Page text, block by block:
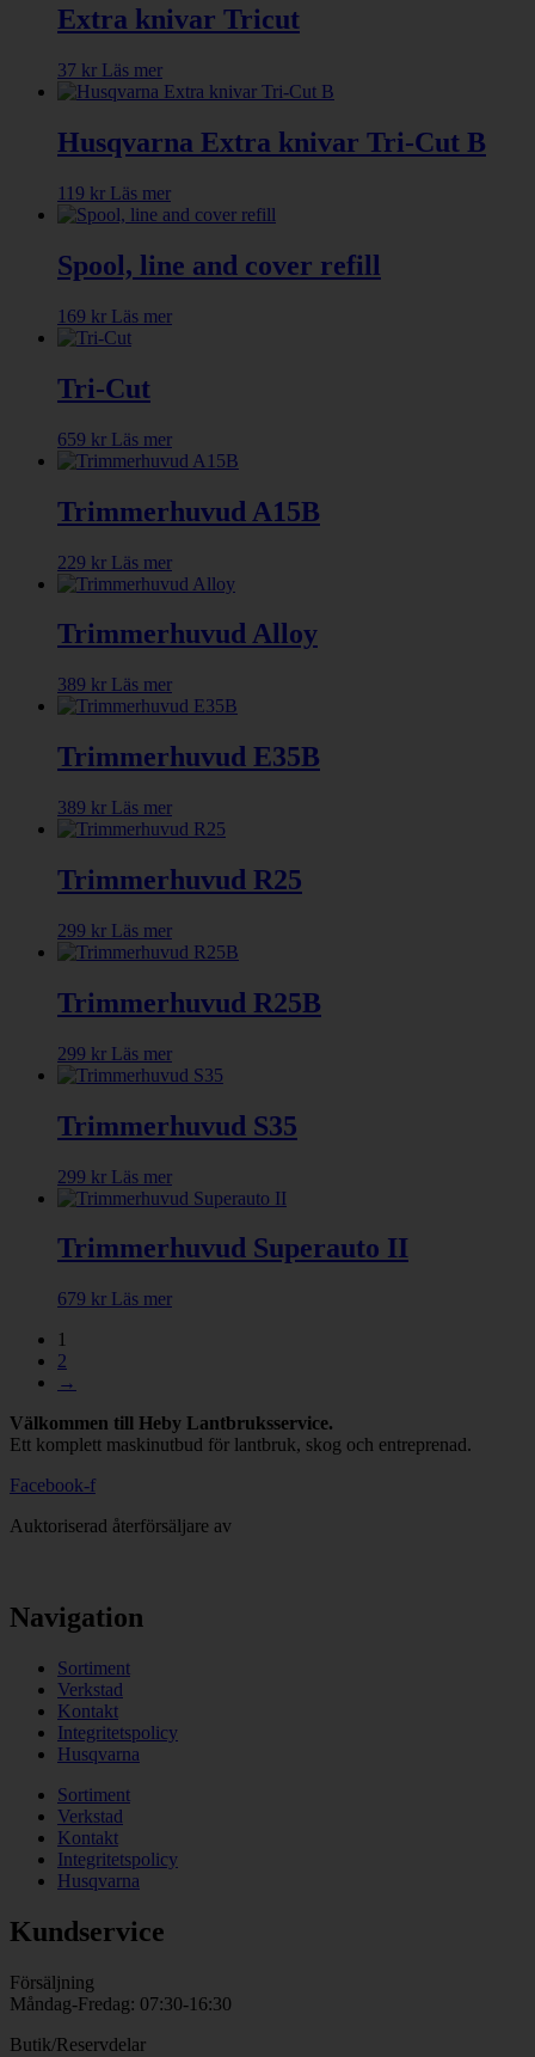
Extra knivar Tricut
37 kr Läs mer
Husqvarna Extra knivar Tri-Cut B
119 kr Läs mer
Spool, line and cover refill
169 kr Läs mer
Tri-Cut
659 kr Läs mer
Trimmerhuvud A15B
229 kr Läs mer
Trimmerhuvud Alloy
389 kr Läs mer
Trimmerhuvud E35B
389 kr Läs mer
Trimmerhuvud R25
299 kr Läs mer
Trimmerhuvud R25B
299 kr Läs mer
Trimmerhuvud S35
299 kr Läs mer
Trimmerhuvud Superauto II
679 kr Läs mer
1
2
→
Välkommen till Heby Lantbruksservice.
Ett komplett maskinutbud för lantbruk, skog och entreprenad.
Facebook-f
Auktoriserad återförsäljare av
Navigation
Sortiment
Verkstad
Kontakt
Integritetspolicy
Husqvarna
Sortiment
Verkstad
Kontakt
Integritetspolicy
Husqvarna
Kundservice
Försäljning
Måndag-Fredag: 07:30-16:30
Butik/Reservdelar